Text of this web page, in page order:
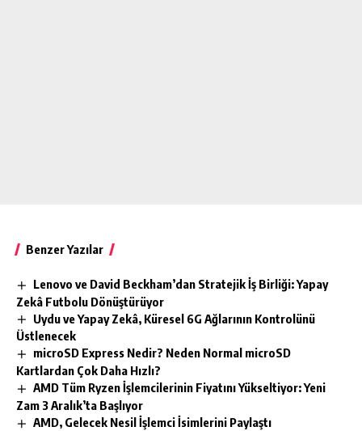
Benzer Yazılar
Lenovo ve David Beckham’dan Stratejik İş Birliği: Yapay
Zekâ Futbolu Dönüştürüyor
Uydu ve Yapay Zekâ, Küresel 6G Ağlarının Kontrolünü
Üstlenecek
microSD Express Nedir? Neden Normal microSD
Kartlardan Çok Daha Hızlı?
AMD Tüm Ryzen İşlemcilerinin Fiyatını Yükseltiyor: Yeni
Zam 3 Aralık’ta Başlıyor
AMD, Gelecek Nesil İşlemci İsimlerini Paylaştı